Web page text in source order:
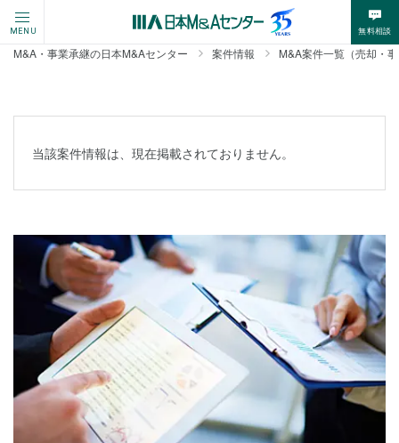
MENU 無料相談
M&A・事業承継の日本M&Aセンター 案件情報 M&A案件一覧（売却・
当該案件情報は、現在掲載されておりません。